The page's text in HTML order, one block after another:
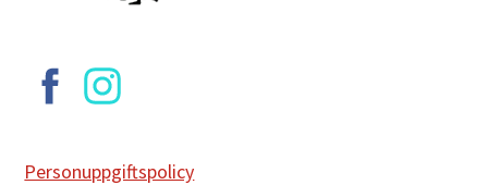
Personuppgiftspolicy